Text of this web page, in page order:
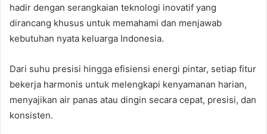
hadir dengan serangkaian teknologi inovatif yang
dirancang khusus untuk memahami dan menjawab
kebutuhan nyata keluarga Indonesia.
Dari suhu presisi hingga efisiensi energi pintar, setiap fitur
bekerja harmonis untuk melengkapi kenyamanan harian,
menyajikan air panas atau dingin secara cepat, presisi, dan
konsisten.